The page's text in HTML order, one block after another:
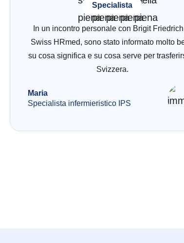
Specialista
In un incontro personale con Brigit
Swiss HRmed, sono stato informato molto
su cosa significa e su cosa serve per
Svizzera.
Maria
Specialista infermieristico IPS